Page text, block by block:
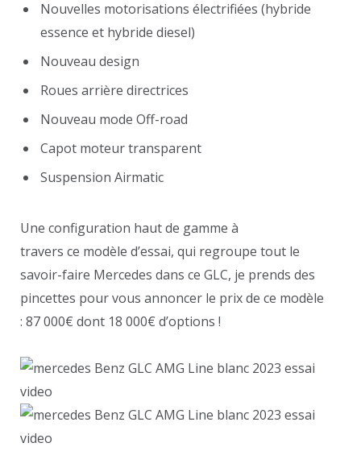
Nouvelles motorisations électrifiées (hybride
essence et hybride diesel)
Nouveau design
Roues arrière directrices
Nouveau mode Off-road
Capot moteur transparent
Suspension Airmatic
Une configuration haut de gamme à
travers ce modèle d’essai, qui regroupe tout le
savoir-faire Mercedes dans ce GLC, je prends des
pincettes pour vous annoncer le prix de ce modèle
: 87 000€ dont 18 000€ d’options !